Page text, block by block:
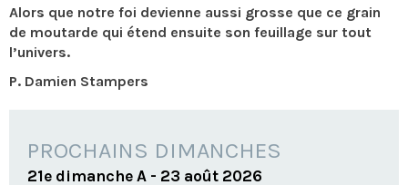
Alors que notre foi devienne aussi grosse que ce grain
de moutarde qui étend ensuite son feuillage sur tout
l’univers.
P. Damien Stampers
PROCHAINS DIMANCHES
21e dimanche A - 23 août 2026